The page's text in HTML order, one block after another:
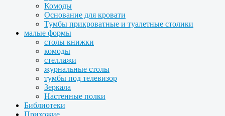
Комоды
Основание для кровати
Тумбы прикроватные и туалетные столики
малые формы
столы книжки
комоды
стеллажи
журнальные столы
тумбы под телевизор
Зеркала
Настенные полки
Библиотеки
Прихожие